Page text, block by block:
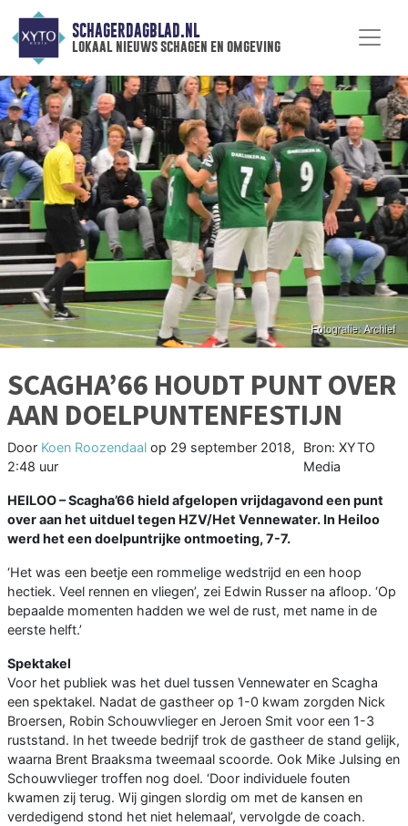
SCHAGERDAGBLAD.NL
lokaal nieuws schagen en omgeving
SCAGHA’66 HOUDT PUNT OVER
AAN DOELPUNTENFESTIJN
Door Koen Roozendaal op 29 september 2018,
2:48 uur
Bron: XYTO
Media
HEILOO –Scagha’66 hield afgelopen vrijdagavond een punt
over aan het uitduel tegen HZV/Het Vennewater. In Heiloo
werd het een doelpuntrijke ontmoeting, 7-7.
‘Het was een beetje een rommelige wedstrijd en een hoop
hectiek. Veel rennen en vliegen’, zei Edwin Russer na afloop. ‘Op
bepaalde momenten hadden we wel de rust, met name in de
eerste helft.’
Spektakel
Voor het publiek was het duel tussen Vennewater en Scagha
een spektakel. Nadat de gastheer op 1-0 kwam zorgden Nick
Broersen, Robin Schouwvlieger en Jeroen Smit voor een 1-3
ruststand. In het tweede bedrijf trok de gastheer de stand gelijk,
waarna Brent Braaksma tweemaal scoorde. Ook Mike Julsing en
Schouwvlieger troffen nog doel. ‘Door individuele fouten
kwamen zij terug. Wij gingen slordig om met de kansen en
verdedigend stond het niet helemaal’, vervolgde de coach.